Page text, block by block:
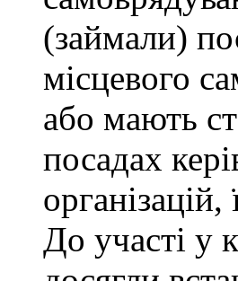
(займали)
місцевого
або мають
посадах
організацій,
До участі у